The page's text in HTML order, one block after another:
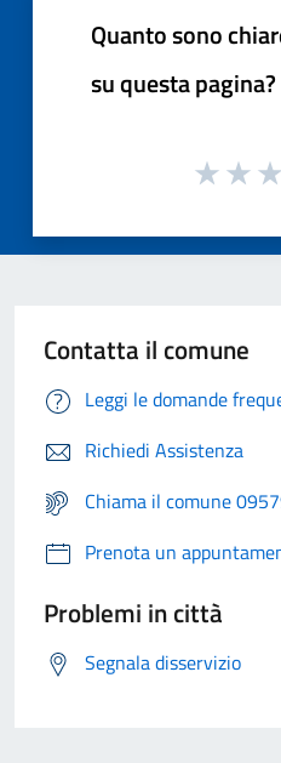
Quanto sono
su questa pagina?
Contatta il comune
Leggi le domande
Richiedi Assistenza
Chiama il comune
Prenota un
Problemi in città
Segnala disservizio